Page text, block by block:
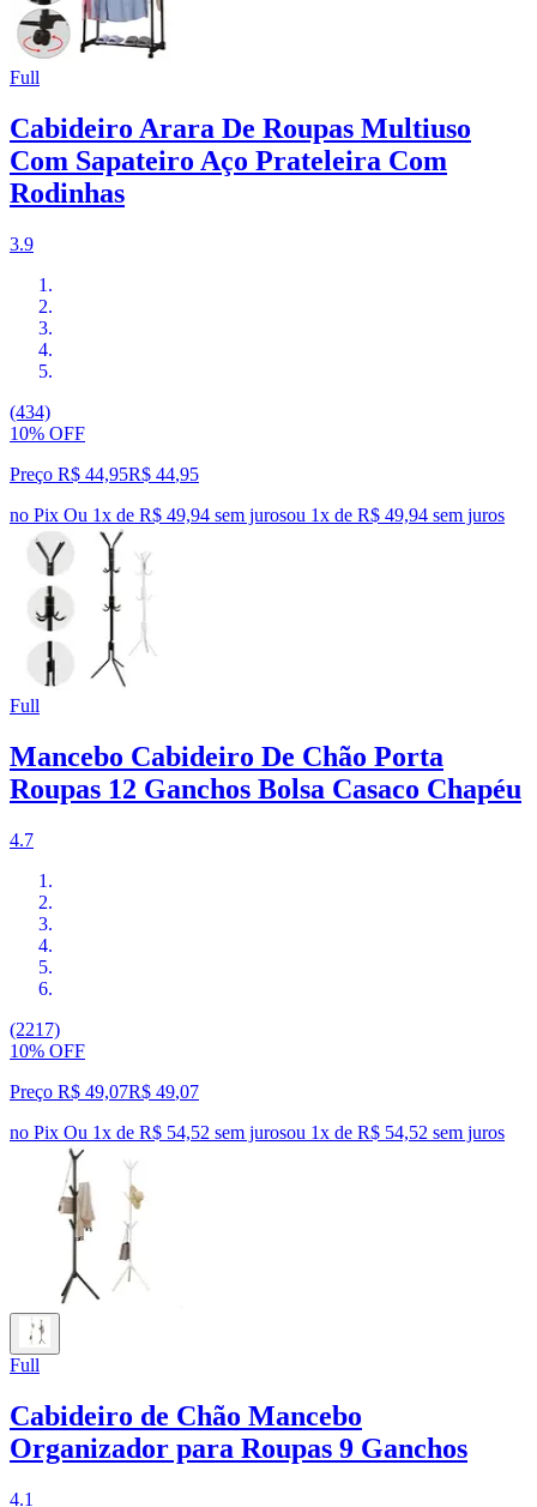
Full
Cabideiro Arara De Roupas Multiuso
Com Sapateiro Aço Prateleira Com
Rodinhas
3.9
(434)
10% OFF
Preço R$ 44,95R$ 44,95
no Pix Ou 1x de R$ 49,94 sem jurosou 1x de R$ 49,94 sem juros
Full
Mancebo Cabideiro De Chão Porta
Roupas 12 Ganchos Bolsa Casaco Chapéu
4.7
(2217)
10% OFF
Preço R$ 49,07R$ 49,07
no Pix Ou 1x de R$ 54,52 sem jurosou 1x de R$ 54,52 sem juros
Full
Cabideiro de Chão Mancebo
Organizador para Roupas 9 Ganchos
4.1